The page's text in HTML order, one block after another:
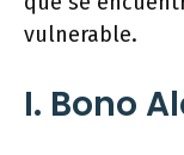
vulnerable.
I. Bono